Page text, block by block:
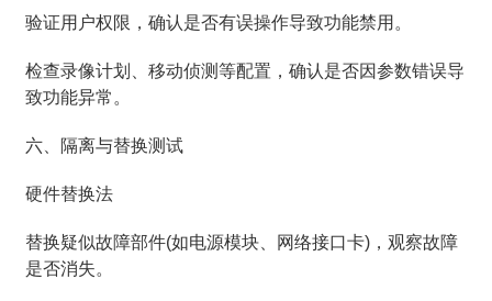
验证用户权限，确认是否有误操作导致功能禁用。
检查录像计划、移动侦测等配置，确认是否因参数错误导
致功能异常。
六、隔离与替换测试
硬件替换法
替换疑似故障部件(如电源模块、网络接口卡)，观察故障
是否消失。